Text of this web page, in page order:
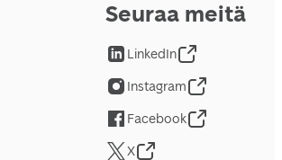
Seuraa meitä
LinkedIn
Instagram
Facebook
X